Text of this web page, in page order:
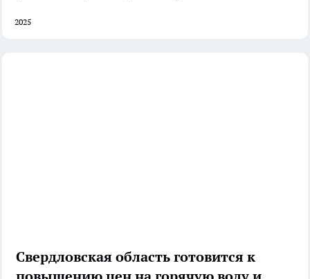
2025
Свердловская область готовится к